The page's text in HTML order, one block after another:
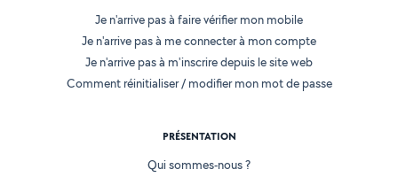
Je n'arrive pas à faire vérifier mon mobile
Je n'arrive pas à me connecter à mon compte
Je n'arrive pas à m'inscrire depuis le site web
Comment réinitialiser / modifier mon mot de passe
PRÉSENTATION
Qui sommes-nous ?